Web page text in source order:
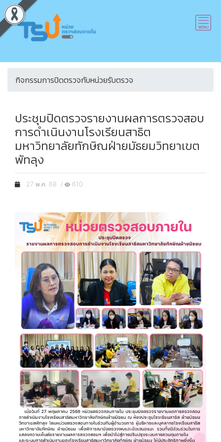
กิจกรรมการปิดตรวจกับหน่วยรับตรวจ
ประชุมปิดตรวจรายงานผลการตรวจสอบ
การดำเนินงานโรงเรียนสาธิต
มหาวิทยาลัยทักษิณฝ่ายมัธยมวิทยาเขต
พัทลุง
27 พ.ค. 68 / 610